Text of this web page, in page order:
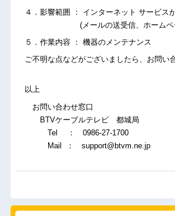
４．影響範囲 ： インターネット サービス
(メールの送受信、ホームペー
５．作業内容 ： 機器のメンテナンス
ご不明な点などがございましたら、お問い
以上
お問い合わせ窓口
BTVケーブルテレビ 都城局
Tel ： 0986-27-1700
Mail ： support@btvm.ne.jp